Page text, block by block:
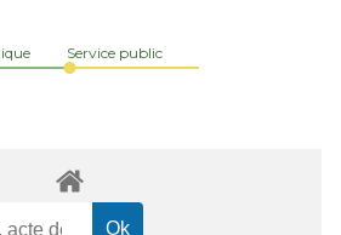
Service public